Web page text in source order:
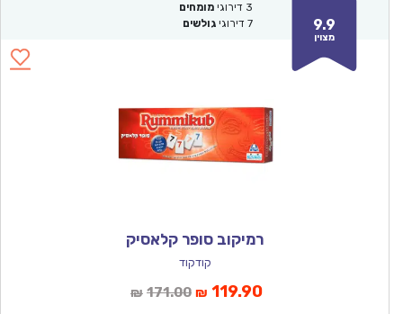
9.9
מצוין
3 דירוגי מומחים
7 דירוגי גולשים
רמיקוב סופר קלאסיק
קודקוד
₪ 171.00המחיר
₪ 119.90המחיר